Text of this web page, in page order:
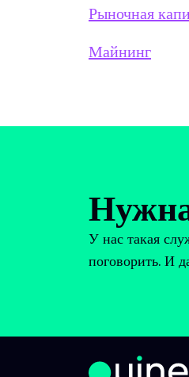
Рыночная
Майнинг
У нас такая
поговорить. И